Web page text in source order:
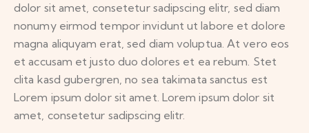
dolor sit amet, consetetur sadipscing elitr, sed diam
nonumy eirmod tempor invidunt ut labore et dolore
magna aliquyam erat, sed diam voluptua. At vero eos
et accusam et justo duo dolores et ea rebum. Stet
clita kasd gubergren, no sea takimata sanctus est
Lorem ipsum dolor sit amet. Lorem ipsum dolor sit
amet, consetetur sadipscing elitr.